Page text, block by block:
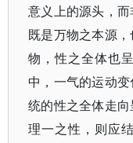
意义上的源头，
既是万物之本源
物，性之全体也
中，一气的运动
统的性之全体走
理一之性，则应